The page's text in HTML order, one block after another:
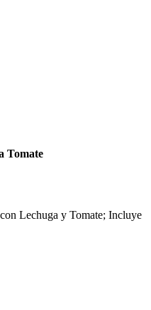
Tomate
Lechuga y Tomate; Incluye